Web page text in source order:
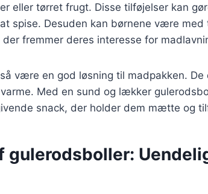
eller tørret frugt. Disse tilføjelser kan
spise. Desuden kan børnene være
fremmer deres interesse for
være en god løsning til madpakken. De
Med en sund og lækker
snack, der holder dem mætte og
gulerodsboller: